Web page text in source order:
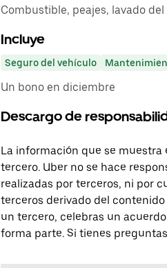
Combustible, peajes, lavado
Incluye
Seguro del vehículo
Un bono en diciembre
Descargo de
La información que se
tercero. Uber no se hace
realizadas por terceros, ni por
terceros derivado del
un tercero, celebras un
forma parte. Si tienes